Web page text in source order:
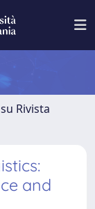
Rivista
and